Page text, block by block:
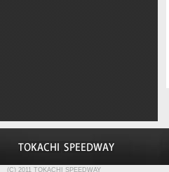
(C) 2011 TOKACHI SPEEDWAY